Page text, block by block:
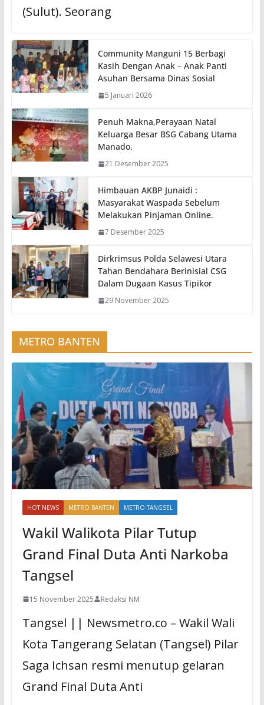
(Sulut). Seorang
Community Manguni 15 Berbagi
Kasih Dengan Anak – Anak Panti
Asuhan Bersama Dinas Sosial
5 Januari 2026
Penuh Makna,Perayaan Natal
Keluarga Besar BSG Cabang Utama
Manado.
21 Desember 2025
Himbauan AKBP Junaidi :
Masyarakat Waspada Sebelum
Melakukan Pinjaman Online.
7 Desember 2025
Dirkrimsus Polda Selawesi Utara
Tahan Bendahara Berinisial CSG
Dalam Dugaan Kasus Tipikor
29 November 2025
METRO BANTEN
HOT NEWS METRO BANTEN METRO TANGSEL
Wakil Walikota Pilar Tutup
Grand Final Duta Anti Narkoba
Tangsel
15 November 2025 Redaksi NM
Tangsel || Newsmetro.co – Wakil Wali
Kota Tangerang Selatan (Tangsel) Pilar
Saga Ichsan resmi menutup gelaran
Grand Final Duta Anti